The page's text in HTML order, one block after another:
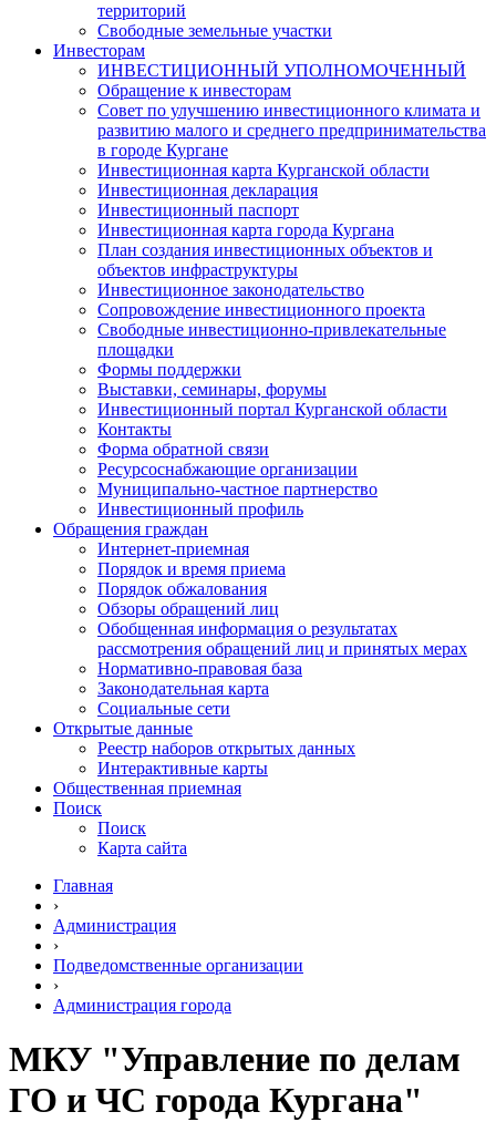
территорий
Свободные земельные участки
Инвесторам
ИНВЕСТИЦИОННЫЙ УПОЛНОМОЧЕННЫЙ
Обращение к инвесторам
Совет по улучшению инвестиционного климата и
развитию малого и среднего предпринимательства
в городе Кургане
Инвестиционная карта Курганской области
Инвестиционная декларация
Инвестиционный паспорт
Инвестиционная карта города Кургана
План создания инвестиционных объектов и
объектов инфраструктуры
Инвестиционное законодательство
Сопровождение инвестиционного проекта
Свободные инвестиционно-привлекательные
площадки
Формы поддержки
Выставки, семинары, форумы
Инвестиционный портал Курганской области
Контакты
Форма обратной связи
Ресурсоснабжающие организации
Муниципально-частное партнерство
Инвестиционный профиль
Обращения граждан
Интернет-приемная
Порядок и время приема
Порядок обжалования
Обзоры обращений лиц
Обобщенная информация о результатах
рассмотрения обращений лиц и принятых мерах
Нормативно-правовая база
Законодательная карта
Социальные сети
Открытые данные
Реестр наборов открытых данных
Интерактивные карты
Общественная приемная
Поиск
Поиск
Карта сайта
Главная
›
Администрация
›
Подведомственные организации
›
Администрация города
МКУ "Управление по делам
ГО и ЧС города Кургана"